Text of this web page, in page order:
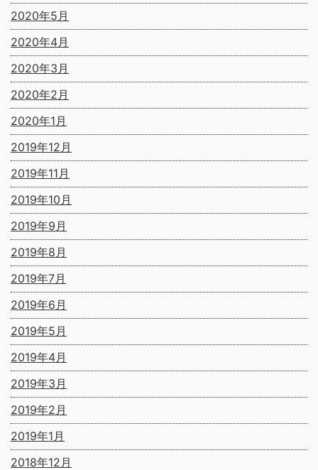
2020年5月
2020年4月
2020年3月
2020年2月
2020年1月
2019年12月
2019年11月
2019年10月
2019年9月
2019年8月
2019年7月
2019年6月
2019年5月
2019年4月
2019年3月
2019年2月
2019年1月
2018年12月